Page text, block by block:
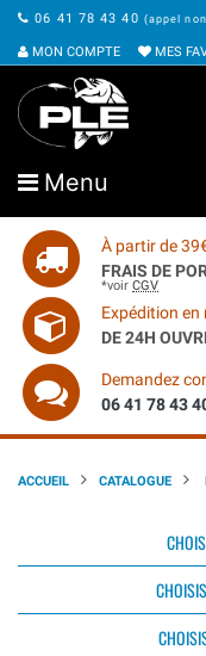
06 41 78 43 40 (appel
MON COMPTE MES
Menu
À partir de
FRAIS DE
*voir CGV
Expédition en
DE 24H
Demandez
06 41 78 43
ACCUEIL CATALOGUE